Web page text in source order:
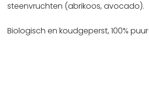
steenvruchten (abrikoos, avocado).
Biologisch en koudgeperst, 100% puur!